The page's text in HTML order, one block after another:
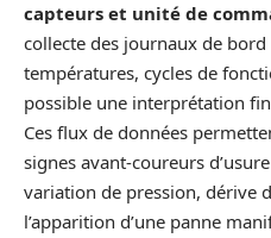
capteurs et unité de
collecte des journaux de
températures, cycles de
possible une interprétation
Ces flux de données
signes avant-coureurs
variation de pression, dérive
l’apparition d’une panne